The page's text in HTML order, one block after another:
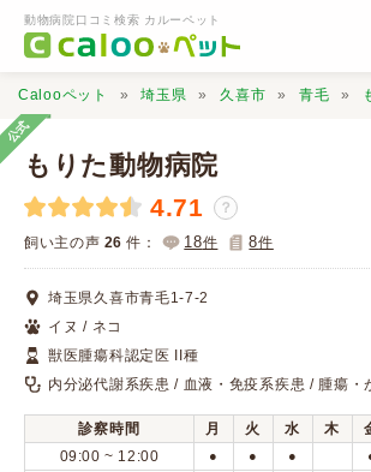
動物病院口コミ検索 カルーペット
動物病院検索
口コミ検索
Calooペットとは？
口コミ投稿
Calooペット 埼玉県 久喜市 青毛
公式
もりた動物病院
4.71 ？
飼い主の声 26 件： 18件 8件
埼玉県久喜市青毛1-7-2
イヌ / ネコ
獣医腫瘍科認定医 II種
内分泌代謝系疾患 / 血液・免疫系疾患 / 腫瘍・
診察時間 月 火 水 木
09:00 ~ 12:00
● ● ●